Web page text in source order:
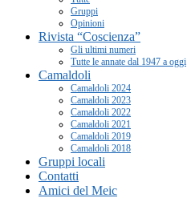
Gruppi
Opinioni
Rivista “Coscienza”
Gli ultimi numeri
Tutte le annate dal 1947 a oggi
Camaldoli
Camaldoli 2024
Camaldoli 2023
Camaldoli 2022
Camaldoli 2021
Camaldoli 2019
Camaldoli 2018
Gruppi locali
Contatti
Amici del Meic